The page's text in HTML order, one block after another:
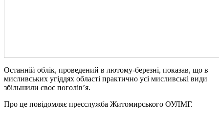
Останній облік, проведений в лютому-березні, показав, що в
мисливських угіддях області практично усі мисливські види
збільшили своє поголів’я.
Про це повідомляє пресслужба Житомирського ОУЛМГ.